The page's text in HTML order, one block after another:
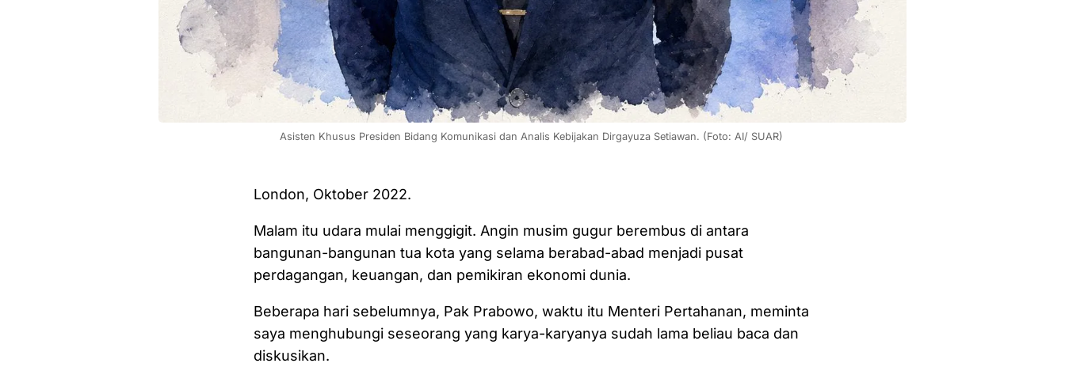
Asisten Khusus Presiden Bidang Komunikasi dan Analis Kebijakan Dirgayuza Setiawan. (Foto: AI/ SUAR)
London, Oktober 2022.
Malam itu udara mulai menggigit. Angin musim gugur berembus di antara
bangunan-bangunan tua kota yang selama berabad-abad menjadi pusat
perdagangan, keuangan, dan pemikiran ekonomi dunia.
Beberapa hari sebelumnya, Pak Prabowo, waktu itu Menteri Pertahanan, meminta
saya menghubungi seseorang yang karya-karyanya sudah lama beliau baca dan
diskusikan.